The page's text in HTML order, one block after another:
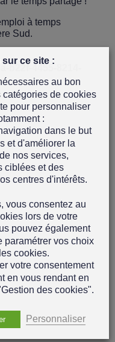
à temps
Sud.
b22f-4455-8214-
ce site :
au bon
de cookies
pour personnaliser
:
dans le but
et d'améliorer la
nos services,
ciblées et des
centres d'intérêts.
vous consentez au
lors de votre
pouvez également
paramétrer vos choix
cookies.
votre consentement
en vous rendant en
des cookies".
Personnaliser